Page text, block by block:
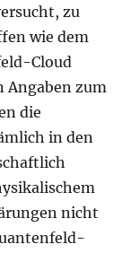
zu
wie dem
Cloud
Angaben zum
die
in den
nicht